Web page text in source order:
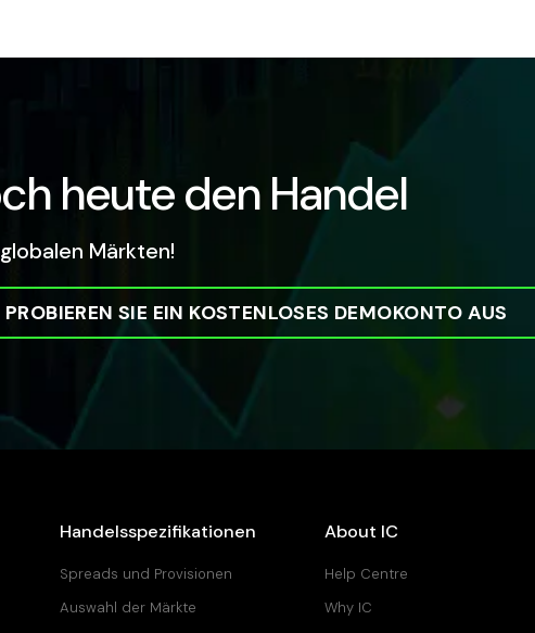
heute den Handel
Märkten!
PROBIEREN SIE EIN KOSTENLOSES DEMOKONTO AUS
Handelsspezifikationen
Spreads und Provisionen
Auswahl der Märkte
About IC
Help Centre
Why IC